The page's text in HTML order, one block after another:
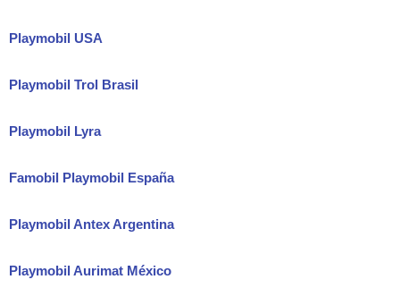
Playmobil USA
Playmobil Trol Brasil
Playmobil Lyra
Famobil Playmobil España
Playmobil Antex Argentina
Playmobil Aurimat México